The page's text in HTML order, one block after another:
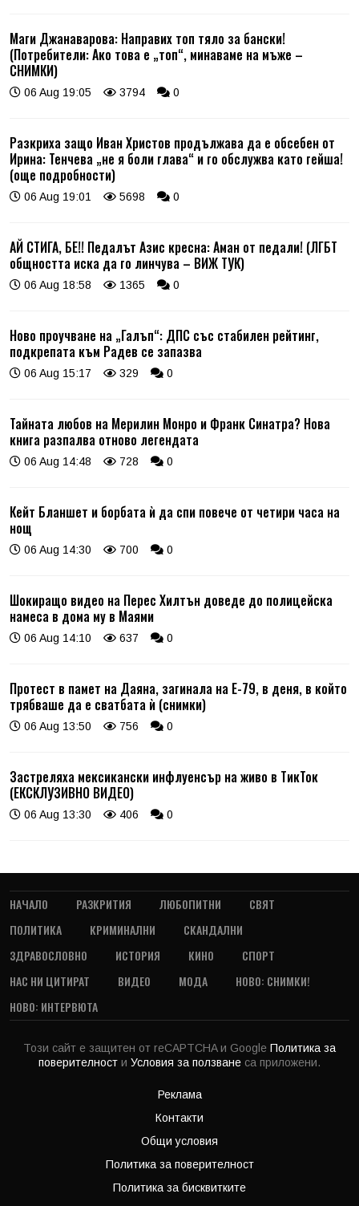
Маги Джанаварова: Направих топ тяло за бански!
(Потребители: Ако това е „топ“, минаваме на мъже –
СНИМКИ)
06 Aug 19:05 3794 0
Разкриха защо Иван Христов продължава да е обсебен от
Ирина: Тенчева „не я боли глава“ и го обслужва като гейша!
(още подробности)
06 Aug 19:01 5698 0
АЙ СТИГА, БЕ!! Педалът Азис кресна: Аман от педали! (ЛГБТ
общността иска да го линчува – ВИЖ ТУК)
06 Aug 18:58 1365 0
Ново проучване на „Галъп“: ДПС със стабилен рейтинг,
подкрепата към Радев се запазва
06 Aug 15:17 329 0
Тайната любов на Мерилин Монро и Франк Синатра? Нова
книга разпалва отново легендата
06 Aug 14:48 728 0
Кейт Бланшет и борбата ѝ да спи повече от четири часа на
нощ
06 Aug 14:30 700 0
Шокиращо видео на Перес Хилтън доведе до полицейска
намеса в дома му в Маями
06 Aug 14:10 637 0
Протест в памет на Даяна, загинала на Е-79, в деня, в който
трябваше да е сватбата ѝ (снимки)
06 Aug 13:50 756 0
Застреляха мексикански инфлуенсър на живо в ТикТок
(ЕКСКЛУЗИВНО ВИДЕО)
06 Aug 13:30 406 0
НАЧАЛО РАЗКРИТИЯ ЛЮБОПИТНИ
СВЯТ
ПОЛИТИКА
КРИМИНАЛНИ
СКАНДАЛНИ
ЗДРАВОСЛОВНО
ИСТОРИЯ КИНО
СПОРТ
НАС НИ ЦИТИРАТ
ВИДЕО МОДА
НОВО: СНИМКИ!
НОВО: ИНТЕРВЮТА
Този сайт е защитен от reCAPTCHA и Google Политика за
поверителност и Условия за ползване са приложени.
Реклама
Контакти
Общи условия
Политика за поверителност
Политика за бисквитките